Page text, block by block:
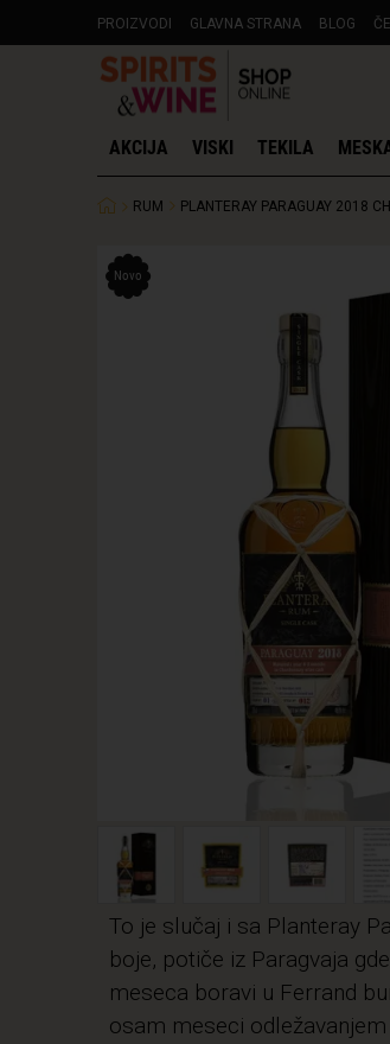
PROIZVODI GLAVNA STRANA BLOG
AKCIJA VISKI TEKILA
RUM PLANTERAY PARAGUAY 2018
Novo
To je slučaj i sa Planteray
boje, potiče iz Paragvaja
meseca boravi u Ferrand
osam meseci